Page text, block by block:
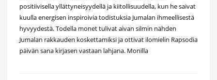
positiivisella yllättyneisyydellä ja kiitollisuudella, kun he saivat
kuulla energisen inspiroivia todistuksia Jumalan ihmeellisestä
hyvyydestä. Todella monet tulivat aivan silmin nähden
Jumalan rakkauden koskettamiksi ja ottivat ilomielin Rapsodia
päivän sana kirjasen vastaan lahjana. Monilla